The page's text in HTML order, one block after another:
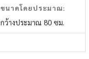
ขนาดโดยประมาณ:
กว้างประมาณ 80 ซม.